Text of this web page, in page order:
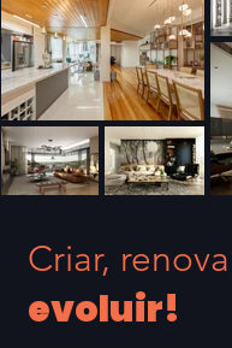
Criar,
evoluir!